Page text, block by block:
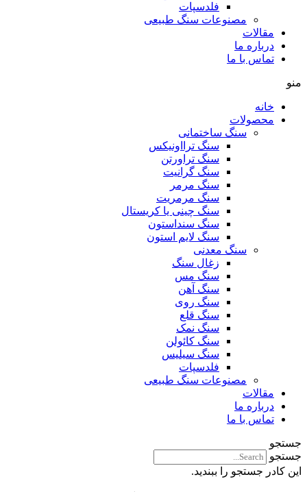
فلدسپات
مصنوعات سنگ طبیعی
مقالات
درباره ما
تماس با ما
منو
خانه
محصولات
سنگ ساختمانی
سنگ ترااونیکس
سنگ تراورتن
سنگ گرانیت
سنگ مرمر
سنگ مرمریت
سنگ چینی یا کریستال
سنگ سنداستون
سنگ لایم استون
سنگ معدنی
زغال سنگ
سنگ مس
سنگ آهن
سنگ روی
سنگ قلع
سنگ نمک
سنگ کائولن
سنگ سیلیس
فلدسپات
مصنوعات سنگ طبیعی
مقالات
درباره ما
تماس با ما
جستجو
جستجو
این کادر جستجو را ببندید.